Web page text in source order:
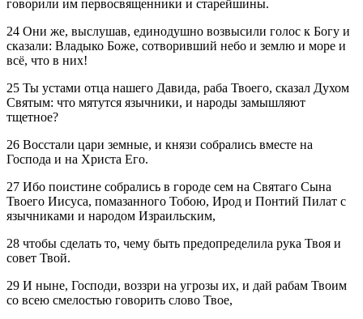
говорили им первосвященники и старейшины.
24 Они же, выслушав, единодушно возвысили голос к Богу и
сказали: Владыко Боже, сотворивший небо и землю и море и
всё, что в них!
25 Ты устами отца нашего Давида, раба Твоего, сказал Духом
Святым: что мятутся язычники, и народы замышляют
тщетное?
26 Восстали цари земные, и князи собрались вместе на
Господа и на Христа Его.
27 Ибо поистине собрались в городе сем на Святаго Сына
Твоего Иисуса, помазанного Тобою, Ирод и Понтий Пилат с
язычниками и народом Израильским,
28 чтобы сделать то, чему быть предопределила рука Твоя и
совет Твой.
29 И ныне, Господи, воззри на угрозы их, и дай рабам Твоим
со всею смелостью говорить слово Твое,